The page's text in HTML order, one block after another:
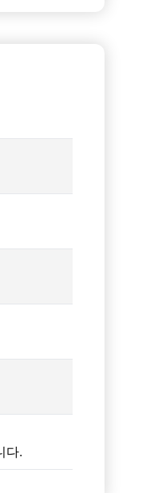
다.